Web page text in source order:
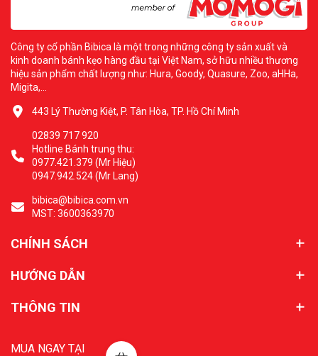
Công ty cổ phần Bibica là một trong những công ty sản xuất và
kinh doanh bánh kẹo hàng đầu tại Việt Nam, sở hữu nhiều thương
hiệu sản phẩm chất lượng như: Hura, Goody, Quasure, Zoo, aHHa,
Migita,...
443 Lý Thường Kiệt, P. Tân Hòa, TP. Hồ Chí Minh
02839 717 920
Hotline Bánh trung thu:
0977.421.379 (Mr Hiệu)
0947.942.524 (Mr Lang)
bibica@bibica.com.vn
MST: 3600363970
CHÍNH SÁCH
HƯỚNG DẪN
THÔNG TIN
MUA NGAY TẠI